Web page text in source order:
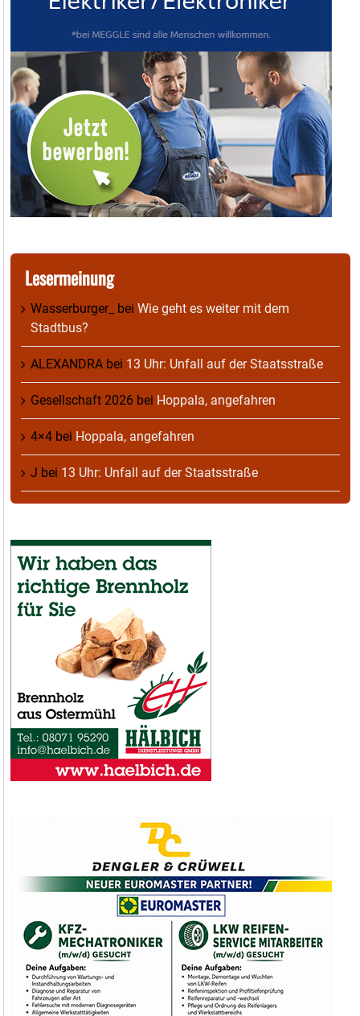
Lesermeinung
Wasserburger_ bei Wie geht es weiter mit dem
Stadtbus?
ALEXANDRA bei 13 Uhr: Unfall auf der Staatsstraße
Gesellschaft 2026 bei Hoppala, angefahren
4×4 bei Hoppala, angefahren
J bei 13 Uhr: Unfall auf der Staatsstraße